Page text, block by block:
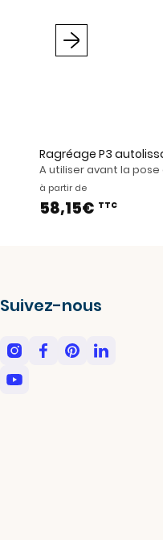
Ragréage P3
A utiliser avant la
à partir de
58,15€ TTC
Suivez-nous